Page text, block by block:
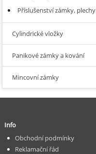
Příslušenství zámky, plechy
Cylindrické vložky
Panikové zámky a kování
Mincovní zámky
Info
Obchodní podmínky
Reklamační řád